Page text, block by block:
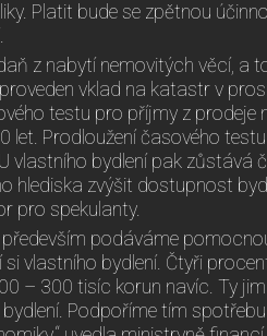
Platit bude se zpětnou
z nabytí nemovitých věcí, a
vklad na katastr v
testu pro příjmy z prodeje
let. Prodloužení časového
vlastního bydlení pak zůstává
hlediska zvýšit dostupnost
pro spekulanty.
podáváme
vlastního bydlení. Čtyři
– 300 tisíc korun navíc. Ty
Podpoříme tím